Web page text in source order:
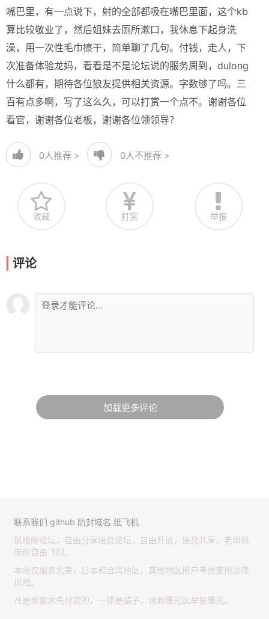
嘴巴里，有一点说下，射的全部都吸在嘴巴里面，这个kb
算比较敬业了，然后姐妹去厕所漱口，我休息下起身洗
澡，用一次性毛巾擦干，简单聊了几句。付钱，走人，下
次准备体验龙妈，看看是不是论坛说的服务周到，dulong
什么都有，期待各位狼友提供相关资源。字数够了吗。三
百有点多啊，写了这么久，可以打赏一个点不。谢谢各位
看官，谢谢各位老板，谢谢各位领领导？
0人推荐 > 0人不推荐 >
收藏 打赏 举报
评论
加载更多评论
联系我们 github 防封域名 纸飞机
凤楼阁论坛，自由分享信息论坛，自由开放，信息共享，老司机
带你自由飞翔。
本站仅服务北美，日本和台湾地区，其他地区用户考虑使用法律
风险。
凡是现要求先付款的，一律是骗子，请到曝光区举报曝光。